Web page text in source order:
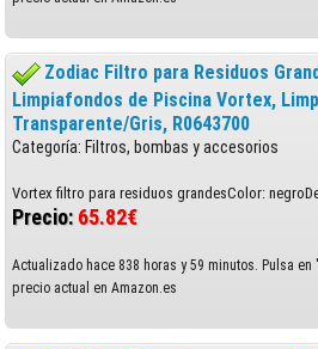
Zodiac Filtro para Residuos
Limpiafondos de Piscina Vortex,
Transparente/Gris, R0643700
Categoría: Filtros, bombas y accesorios
Vortex filtro para residuos grandesColor: negroDe
Precio: 65.82€
Actualizado hace 838 horas y 59 minutos. Pulsa
precio actual en Amazon.es